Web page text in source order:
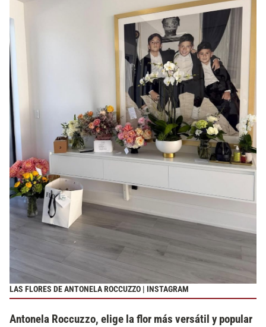
LAS FLORES DE ANTONELA ROCCUZZO | INSTAGRAM
Antonela Roccuzzo, elige la flor más versátil y popular